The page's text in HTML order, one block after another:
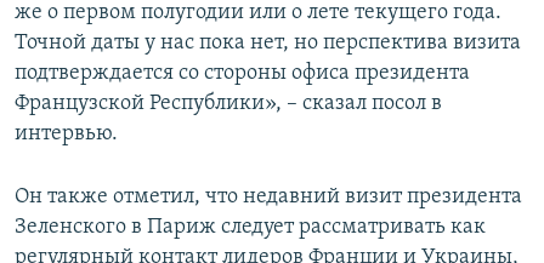
же о первом полугодии или о лете текущего года.
Точной даты у нас пока нет, но перспектива визита
подтверждается со стороны офиса президента
Французской Республики», – сказал посол в
интервью.
Он также отметил, что недавний визит президента
Зеленского в Париж следует рассматривать как
регулярный контакт лидеров Франции и Украины,